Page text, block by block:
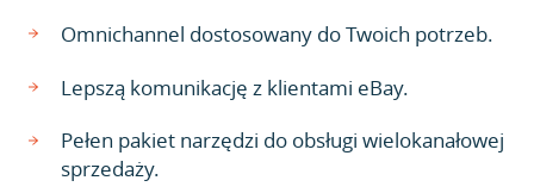
Omnichannel dostosowany do Twoich potrzeb.
Lepszą komunikację z klientami eBay.
Pełen pakiet narzędzi do obsługi wielokanałowej
sprzedaży.